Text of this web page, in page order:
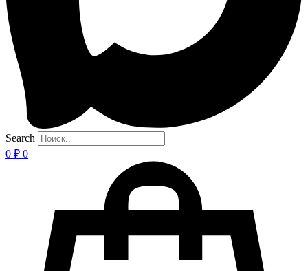
Search
0 ₽ 0